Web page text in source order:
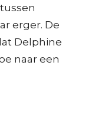
erger. De
Delphine
naar een